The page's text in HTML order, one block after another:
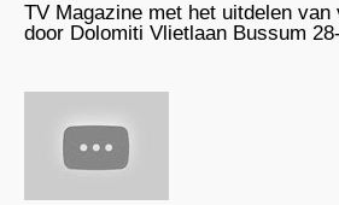
TV Magazine met het uitdelen
door Dolomiti Vlietlaan Bussum